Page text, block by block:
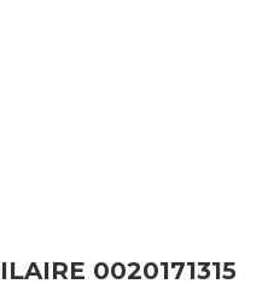
0020171315